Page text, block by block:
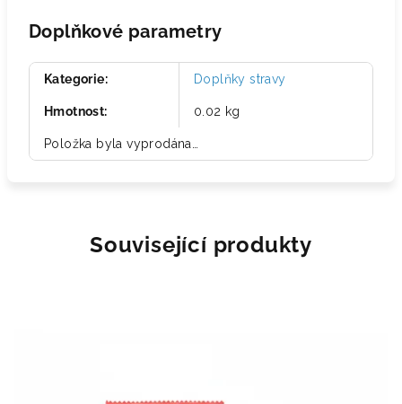
Doplňkové parametry
Kategorie: Doplňky stravy
Hmotnost: 0.02 kg
Položka byla vyprodána…
Související produkty